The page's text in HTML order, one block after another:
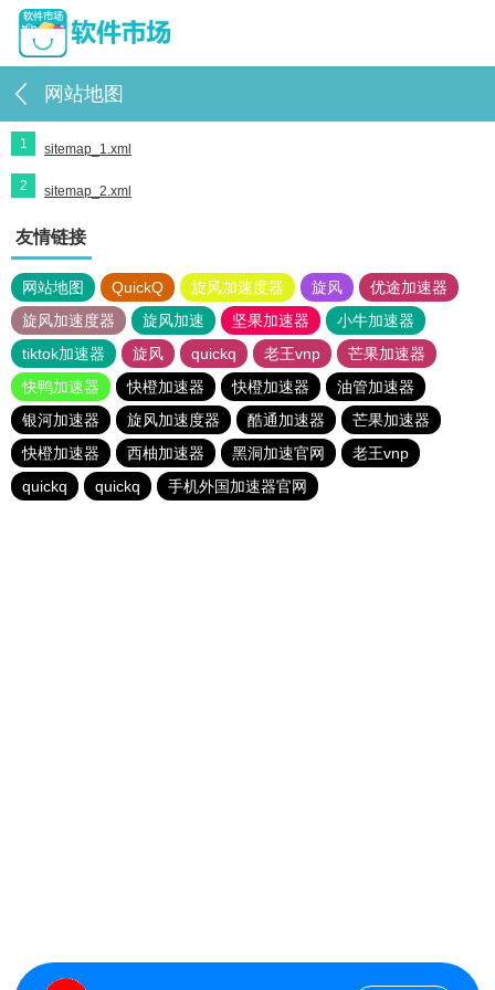
网站地图
1 sitemap_1.xml
2 sitemap_2.xml
友情链接
网站地图 QuickQ 旋风加速度器 旋风
优途加速器
旋风加速度器
旋风加速 坚果加速器
小牛加速器
tiktok加速器
旋风 quickq 老王vnp
芒果加速器
快鸭加速器
快橙加速器 快橙加速器
油管加速器
银河加速器
旋风加速度器 酷通加速器
芒果加速器
快橙加速器
西柚加速器 黑洞加速官网
老王vnp
quickq
quickq 手机外国加速器官网